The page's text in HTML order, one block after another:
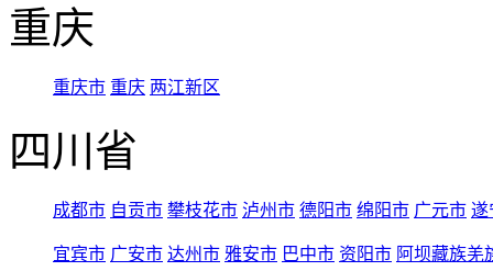
重庆
重庆市 重庆 两江新区
四川省
成都市 自贡市 攀枝花市 泸州市 德阳市 绵阳市 广元市 遂
宜宾市 广安市 达州市 雅安市 巴中市 资阳市 阿坝藏族羌